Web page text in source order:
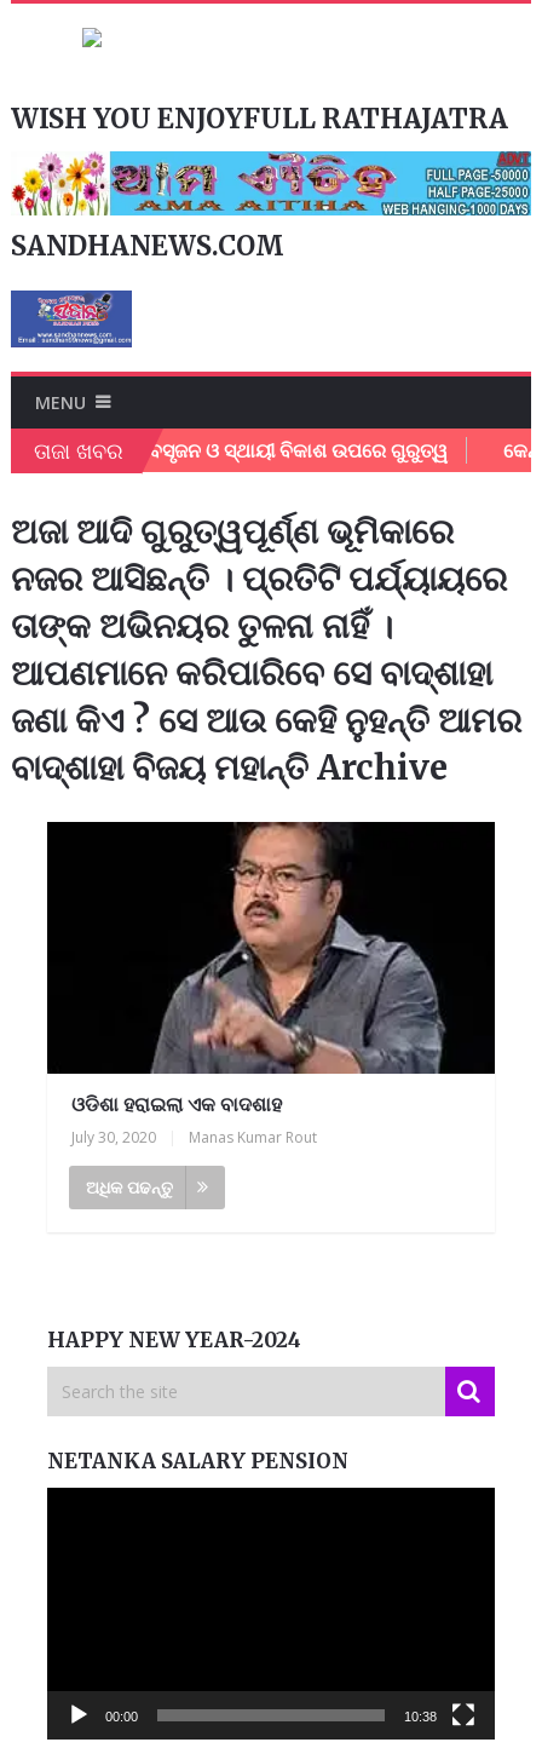
WISH YOU ENJOYFULL RATHAJATRA
SANDHANEWS.COM
MENU
ତାଜା ଖବର
ଶିକ୍ଷା, ନବସୃଜନ ଓ ସ୍ଥାୟୀ ବିକାଶ ଉପରେ ଗୁରୁତ୍ୱ
ଅଜା ଆଦି ଗୁରୁତ୍ୱପୂର୍ଣ୍ଣ ଭୂମିକାରେ
ନଜର ଆସିଛନ୍ତି । ପ୍ରତିଟି ପର୍ଯ୍ୟାୟରେ
ତାଙ୍କ ଅଭିନୟର ତୁଳନା ନାହିଁ ।
ଆପଣମାନେ କରିପାରିବେ ସେ ବାଦ୍ଶାହା
ଜଣା କିଏ ? ସେ ଆଉ କେହି ନୁହନ୍ତି ଆମର
ବାଦ୍ଶାହା ବିଜୟ ମହାନ୍ତି Archive
ଓଡିଶା ହରାଇଲା ଏକ ବାଦଶାହ
July 30, 2020 Manas Kumar Rout
ଅଧିକ ପଢନ୍ତୁ
HAPPY NEW YEAR-2024
NETANKA SALARY PENSION
00:00 10:38